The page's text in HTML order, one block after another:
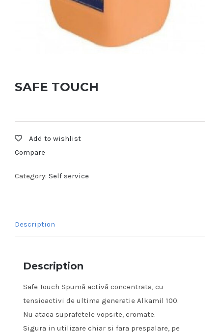
SAFE TOUCH
Add to wishlist
Compare
Category: Self service
Description
Description
Safe Touch Spumă activă concentrata, cu
tensioactivi de ultima generatie Alkamil 100.
Nu ataca suprafetele vopsite, cromate.
Sigura in utilizare chiar si fara prespalare, pe